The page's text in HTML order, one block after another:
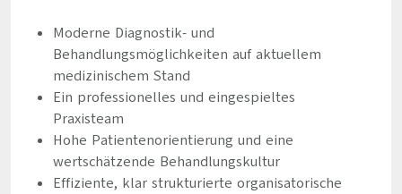
Moderne Diagnostik- und
Behandlungsmöglichkeiten auf aktuellem
medizinischem Stand
Ein professionelles und eingespieltes
Praxisteam
Hohe Patientenorientierung und eine
wertschätzende Behandlungskultur
Effiziente, klar strukturierte organisatorische